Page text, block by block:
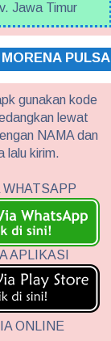
Jawa Timur
PULSA
gunakan kode
lewat
NAMA dan
lalu kirim.
WHATSAPP
APLIKASI
ONLINE